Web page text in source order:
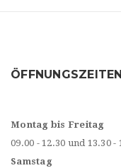
Montag bis Freitag
09.00 - 12.30 und 13.30 -
Samstag